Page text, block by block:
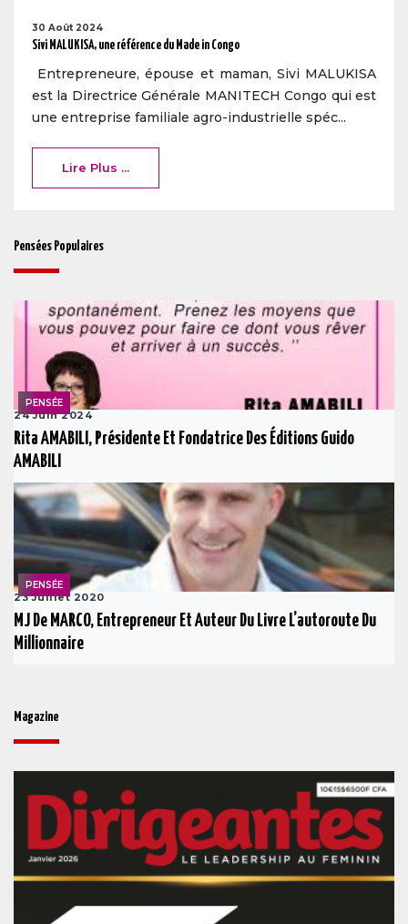
30 Août 2024
Sivi MALUKISA, une référence du Made in Congo
Entrepreneure, épouse et maman, Sivi MALUKISA
est la Directrice Générale MANITECH Congo qui est
une entreprise familiale agro-industrielle spéc...
Lire Plus ...
Pensées Populaires
PENSÉE
24 Juin 2024
Rita AMABILI, Présidente Et Fondatrice Des Éditions Guido
AMABILI
PENSÉE
23 Juillet 2020
MJ De MARCO, Entrepreneur Et Auteur Du Livre L’autoroute Du
Millionnaire
Magazine